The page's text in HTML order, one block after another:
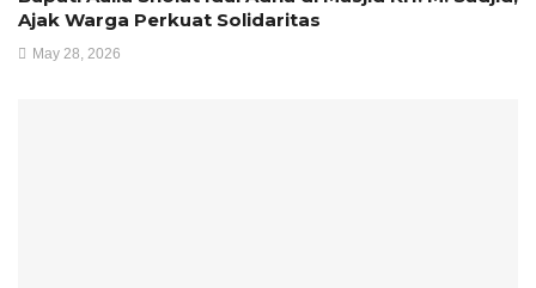
Ajak Warga Perkuat Solidaritas
May 28, 2026